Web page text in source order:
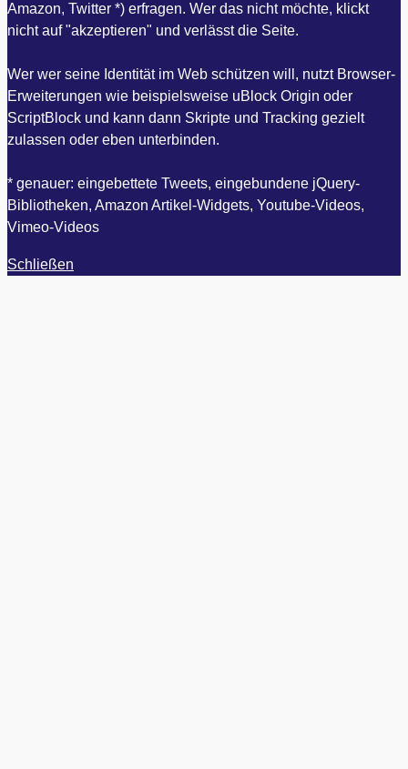
Amazon, Twitter *) erfragen. Wer das nicht möchte, klickt
nicht auf "akzeptieren" und verlässt die Seite.
Wer wer seine Identität im Web schützen will, nutzt Browser-
Erweiterungen wie beispielsweise uBlock Origin oder
ScriptBlock und kann dann Skripte und Tracking gezielt
zulassen oder eben unterbinden.
* genauer: eingebettete Tweets, eingebundene jQuery-
Bibliotheken, Amazon Artikel-Widgets, Youtube-Videos,
Vimeo-Videos
Schließen